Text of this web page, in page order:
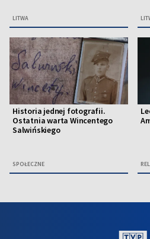
LITWA
Historia jednej fotografii.
Ostatnia warta Wincentego
Salwińskiego
SPOŁECZNE